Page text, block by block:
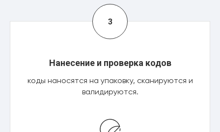
Нанесение и проверка кодов
коды наносятся на упаковку, сканируются и
валидируются.